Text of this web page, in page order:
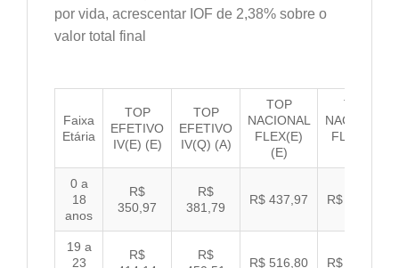
por vida, acrescentar IOF de 2,38% sobre o
valor total final
Faixa
Etária
TOP
EFETIVO
IV(E) (E)
TOP
EFETIVO
IV(Q) (A)
TOP
NACIONAL
FLEX(E)
(E)
TOP
NACIONAL
FLEX(Q)
0 a
18
anos
R$
350,97
R$
381,79
R$ 437,97 R$ 451,33
19 a
23
R$
R$
R$ 516,80 R$ 532,57